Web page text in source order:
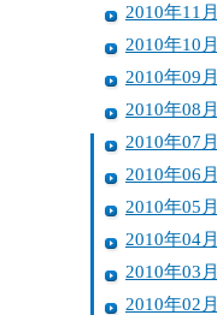
2010年11月
2010年10月
2010年09月
2010年08月
2010年07月
2010年06月
2010年05月
2010年04月
2010年03月
2010年02月